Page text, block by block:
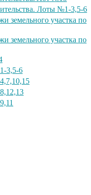
Лоты №1-3,5-6
земельного участка по
земельного участка по
3,5-6